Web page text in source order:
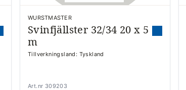
WURSTMASTER
Svinfjällster 32/34 20 x 5
m
Tillverkningsland: Tyskland
Art.nr 309203